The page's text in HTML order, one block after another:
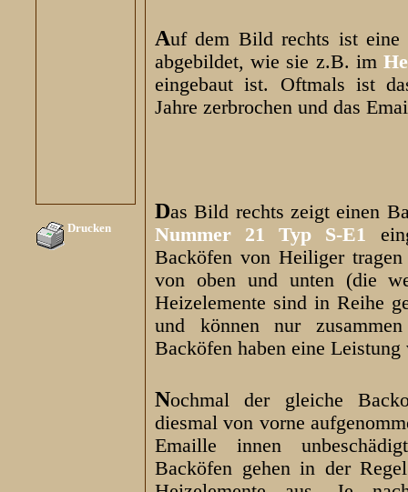
Drucken
Auf dem Bild rechts ist eine Backofentür mit Sichtfenster
abgebildet, wie sie z.B. im
eingebaut ist. Oftmals ist
Jahre zerbrochen und das
Das Bild rechts zeigt einen
Nummer 21 Typ S-E1
Backöfen von Heiliger
von oben und unten (die
Heizelemente sind in Reihe
und können nur
Backöfen haben eine
Nochmal der gleiche Backofen wie im vorigen Bild,
diesmal von vorne
Emaille innen
Backöfen gehen in der